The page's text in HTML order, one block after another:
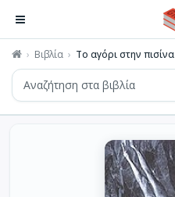
Βιβλία Το αγόρι στην πισίνα